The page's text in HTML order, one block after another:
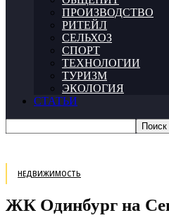
ПРОИЗВОДСТВО
РИТЕЙЛ
СЕЛЬХОЗ
СПОРТ
ТЕХНОЛОГИИ
ТУРИЗМ
ЭКОЛОГИЯ
СТАТЬИ
НЕДВИЖИМОСТЬ
ЖК Одинбург на